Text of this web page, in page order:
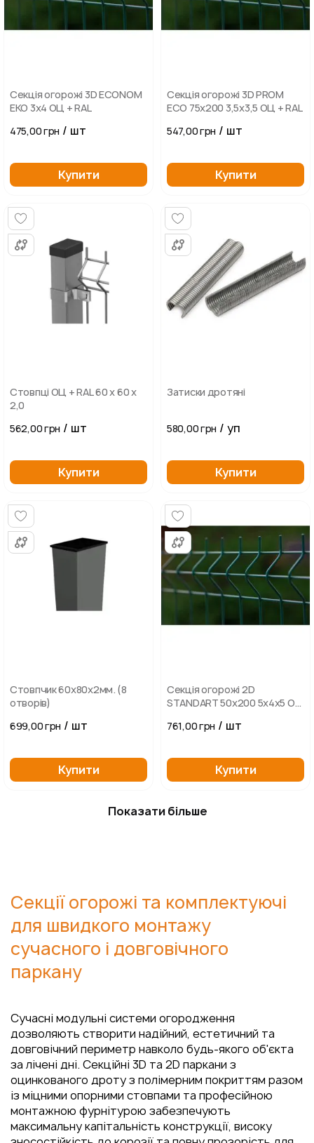
Секція огорожі 3D ECONOM
ЕКО 3х4 ОЦ + RAL
475,00 грн / шт
Купити
Секція огорожі 3D PROM
ECO 75х200 3,5х3,5 ОЦ + RAL
547,00 грн / шт
Купити
Стовпці ОЦ + RAL 60 х 60 х
2,0
562,00 грн / шт
Купити
Затиски дротяні
580,00 грн / уп
Купити
Стовпчик 60х80х2мм. (8
отворів)
699,00 грн / шт
Купити
Секція огорожі 2D
STANDART 50х200 5х4х5 ОЦ
761,00 грн / шт
Купити
Показати більше
Секції огорожі та комплектуючі
для швидкого монтажу
сучасного і довговічного
паркану
Сучасні модульні системи огородження
дозволяють створити надійний, естетичний та
довговічний периметр навколо будь-якого об'єкта
за лічені дні. Секційні 3D та 2D паркани з
оцинкованого дроту з полімерним покриттям разом
із міцними опорними стовпами та професійною
монтажною фурнітурою забезпечують
максимальну капітальність конструкції, високу